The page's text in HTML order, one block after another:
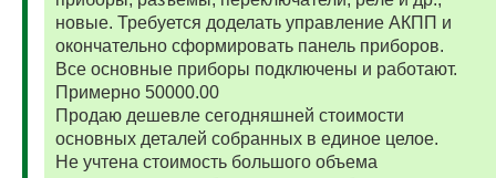
новые. Требуется доделать управление АКПП и
окончательно сформировать панель приборов.
Все основные приборы подключены и работают.
Примерно 50000.00
Продаю дешевле сегодняшней стоимости
основных деталей собранных в единое целое.
Не учтена стоимость большого объема